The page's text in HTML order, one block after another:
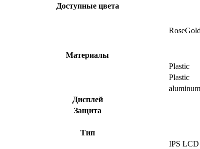
Доступные цвета
RoseGold
Материалы
Plastic
Plastic
aluminum
Дисплей
Защита
Тип
IPS LCD